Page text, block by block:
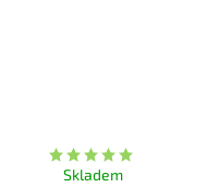
Skladem